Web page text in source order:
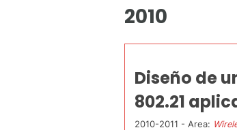
2010
Diseño de
802.21
2010-2011 - Area: